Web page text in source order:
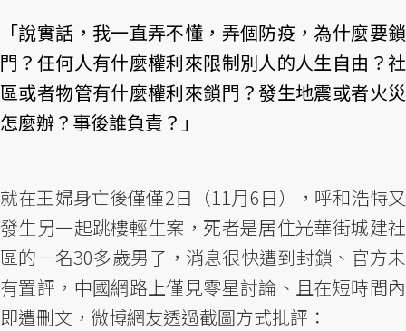
「說實話，我一直弄不懂，弄個防疫，為什麼要鎖
門？任何人有什麼權利來限制別人的人生自由？社
區或者物管有什麼權利來鎖門？發生地震或者火災
怎麼辦？事後誰負責？」
就在王婦身亡後僅僅2日（11月6日），呼和浩特又
發生另一起跳樓輕生案，死者是居住光華街城建社
區的一名30多歲男子，消息很快遭到封鎖、官方未
有置評，中國網路上僅見零星討論、且在短時間內
即遭刪文，微博網友透過截圖方式批評：